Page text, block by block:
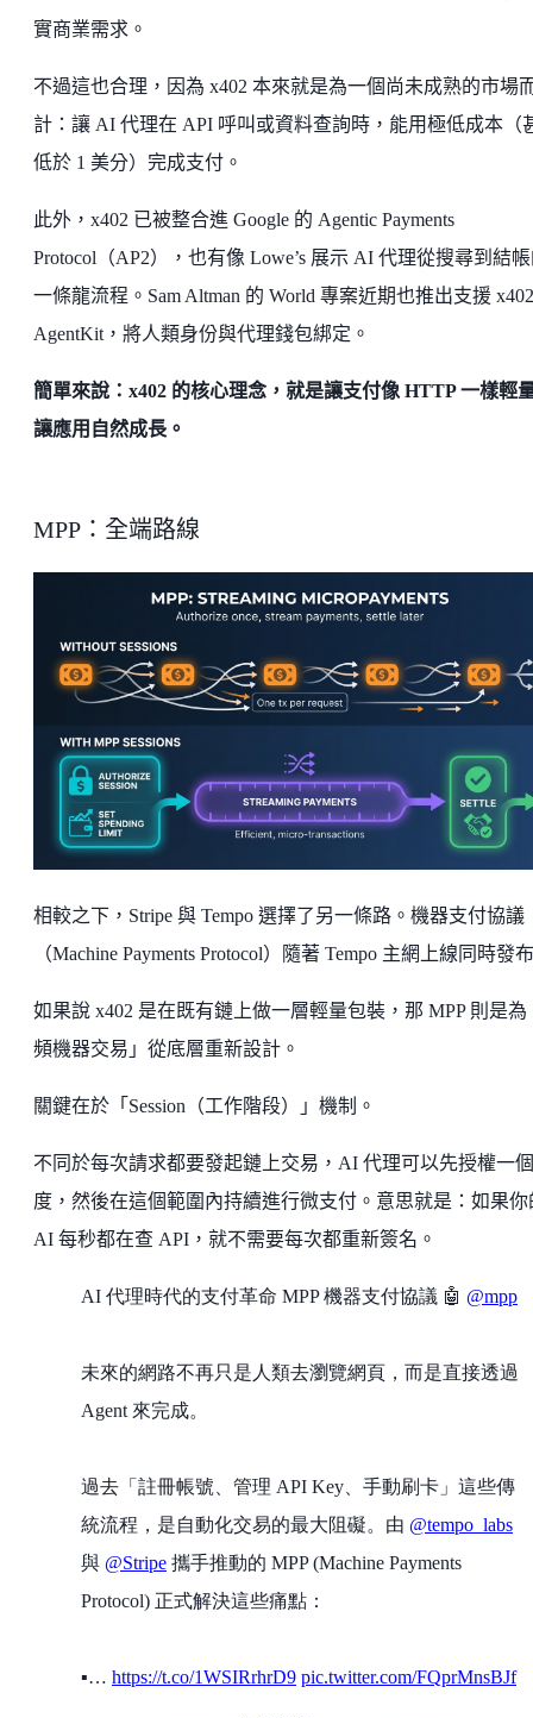
實商業需求。
不過這也合理，因為 x402 本來就是為一個尚未成熟的市場
計：讓 AI 代理在 API 呼叫或資料查詢時，能用極低成本（
低於 1 美分）完成支付。
此外，x402 已被整合進 Google 的 Agentic Payments
Protocol（AP2），也有像 Lowe’s 展示 AI 代理從搜尋到結
一條龍流程。Sam Altman 的 World 專案近期也推出支援
AgentKit，將人類身份與代理錢包綁定。
簡單來說：x402 的核心理念，就是讓支付像 HTTP 一樣輕
讓應用自然成長。
MPP：全端路線
相較之下，Stripe 與 Tempo 選擇了另一條路。機器支付協議
（Machine Payments Protocol）隨著 Tempo 主網上線同時發
如果說 x402 是在既有鏈上做一層輕量包裝，那 MPP 則是為
頻機器交易」從底層重新設計。
關鍵在於「Session（工作階段）」機制。
不同於每次請求都要發起鏈上交易，AI 代理可以先授權一
度，然後在這個範圍內持續進行微支付。意思就是：如果你
AI 每秒都在查 API，就不需要每次都重新簽名。
AI 代理時代的支付革命 MPP 機器支付協議 🤖 @mpp
未來的網路不再只是人類去瀏覽網頁，而是直接透過
Agent 來完成。
過去「註冊帳號、管理 API Key、手動刷卡」這些傳
統流程，是自動化交易的最大阻礙。由 @tempo_labs
與 @Stripe 攜手推動的 MPP (Machine Payments
Protocol) 正式解決這些痛點：
▪️… https://t.co/1WSIRrhrD9 pic.twitter.com/FQprMnsBJf